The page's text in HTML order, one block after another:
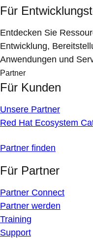
Für
Entdecken Sie
Entwicklung,
Anwendungen und
Partner
Für Kunden
Unsere Partner
Red Hat Ecosystem
Partner finden
Für Partner
Partner Connect
Partner werden
Training
Support